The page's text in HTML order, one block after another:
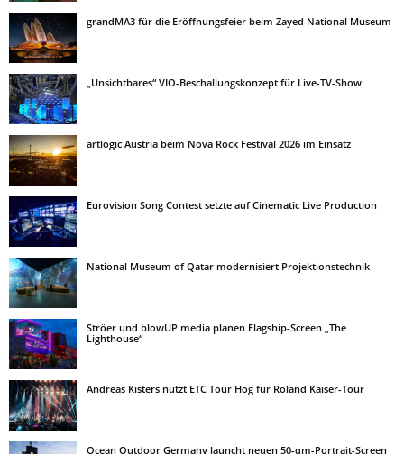
grandMA3 für die Eröffnungsfeier beim Zayed National Museum
„Unsichtbares“ VIO-Beschallungskonzept für Live-TV-Show
artlogic Austria beim Nova Rock Festival 2026 im Einsatz
Eurovision Song Contest setzte auf Cinematic Live Production
National Museum of Qatar modernisiert Projektionstechnik
Ströer und blowUP media planen Flagship-Screen „The
Lighthouse“
Andreas Kisters nutzt ETC Tour Hog für Roland Kaiser-Tour
Ocean Outdoor Germany launcht neuen 50-qm-Portrait-Screen